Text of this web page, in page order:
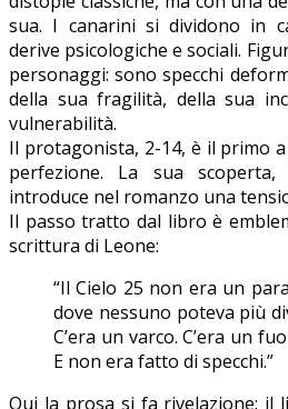
sua. I canarini si dividono in
derive psicologiche e sociali.
personaggi: sono specchi
della sua fragilità, della sua
vulnerabilità.
Il protagonista, 2-14, è il primo
perfezione. La sua
introduce nel romanzo una
Il passo tratto dal libro è
scrittura di Leone:
“Il Cielo 25 non era un
dove nessuno poteva più
C’era un varco. C’era un
E non era fatto di specchi.”
Qui la prosa si fa rivelazione: il